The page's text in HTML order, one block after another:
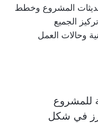
المشروع وخطط
الجميع
وحالات العمل
للمشروع
في شكل